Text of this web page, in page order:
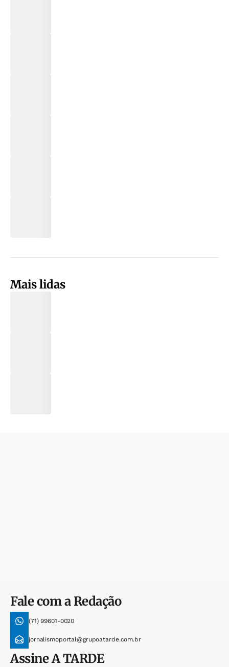
Mais lidas
Fale com a Redação
(71) 99601-0020
jornalismoportal@grupoatarde.com.br
AssineA TARDE